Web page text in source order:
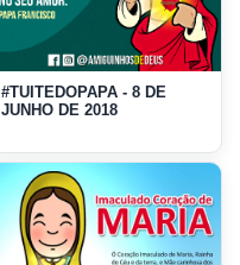
#TUITEDOPAPA - 8 DE
JUNHO DE 2018